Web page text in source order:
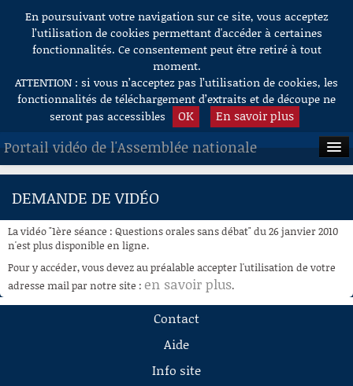
Aller au contenu
En poursuivant votre navigation sur ce site, vous acceptez
l’utilisation de cookies permettant d'accéder à certaines
fonctionnalités. Ce consentement peut être retiré à tout
moment.
ATTENTION : si vous n’acceptez pas l’utilisation de cookies, les
fonctionnalités de téléchargement d’extraits et de découpe ne
seront pas accessibles
OK En savoir plus
Portail vidéo de l'Assemblée nationale
ACCUEIL
À LA DEMANDE
RECHERCHE
AIDE À LA DÉCOUPE
DEMANDE DE VIDÉO
La vidéo "1ère séance : Questions orales sans débat" du 26 janvier 2010
n'est plus disponible en ligne.
Pour y accéder, vous devez au préalable accepter l'utilisation de votre
adresse mail par notre site : en savoir plus.
Contact
Aide
Info site